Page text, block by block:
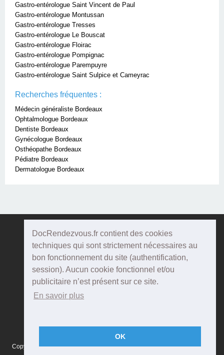
DocRendezvous.fr contient des cookies
techniques qui sont strictement nécessaires au
bon fonctionnement du site (authentification,
session). Aucun cookie fonctionnel et/ou
publicitaire n’est présent sur ce site.
En savoir plus
OK
Gastro-entérologue Saint Vincent de Paul
Gastro-entérologue Montussan
Gastro-entérologue Tresses
Gastro-entérologue Le Bouscat
Gastro-entérologue Floirac
Gastro-entérologue Pompignac
Gastro-entérologue Parempuyre
Gastro-entérologue Saint Sulpice et Cameyrac
Recherches fréquentes :
Médecin généraliste Bordeaux
Ophtalmologue Bordeaux
Dentiste Bordeaux
Gynécologue Bordeaux
Osthéopathe Bordeaux
Pédiatre Bordeaux
Dermatologue Bordeaux
DocRendezvous
Qui sommes-nous ?
Conditions Générales d'utilisation
Copyright © 2015 DOCRENDEZVOUS, tous droits réservés - CFTS 44 rue